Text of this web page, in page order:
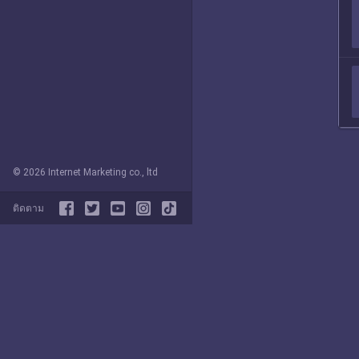
© 2026 Internet Marketing co., ltd
ติดตาม